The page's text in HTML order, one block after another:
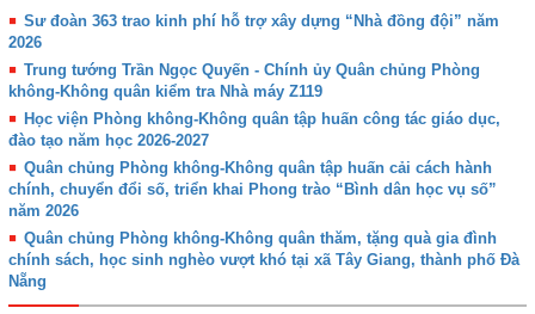
Sư đoàn 363 trao kinh phí hỗ trợ xây dựng “Nhà đồng đội” năm
2026
Trung tướng Trần Ngọc Quyến - Chính ủy Quân chủng Phòng
không-Không quân kiểm tra Nhà máy Z119
Học viện Phòng không-Không quân tập huấn công tác giáo dục,
đào tạo năm học 2026-2027
Quân chủng Phòng không-Không quân tập huấn cải cách hành
chính, chuyển đổi số, triển khai Phong trào “Bình dân học vụ số”
năm 2026
Quân chủng Phòng không-Không quân thăm, tặng quà gia đình
chính sách, học sinh nghèo vượt khó tại xã Tây Giang, thành phố Đà
Nẵng